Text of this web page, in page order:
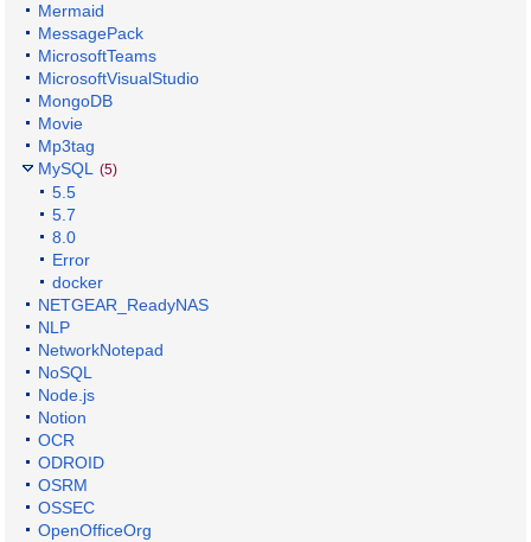
Mermaid
MessagePack
MicrosoftTeams
MicrosoftVisualStudio
MongoDB
Movie
Mp3tag
MySQL (5)
5.5
5.7
8.0
Error
docker
NETGEAR_ReadyNAS
NLP
NetworkNotepad
NoSQL
Node.js
Notion
OCR
ODROID
OSRM
OSSEC
OpenOfficeOrg